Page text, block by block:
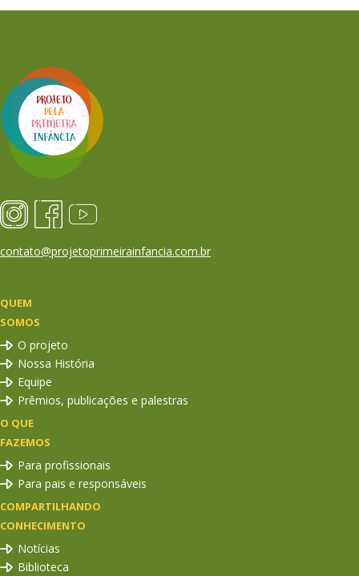
contato@projetoprimeirainfancia.com.br
QUEM
SOMOS
O projeto
Nossa História
Equipe
Prêmios, publicações e palestras
O QUE
FAZEMOS
Para profissionais
Para pais e responsáveis
COMPARTILHANDO
CONHECIMENTO
Notícias
Biblioteca